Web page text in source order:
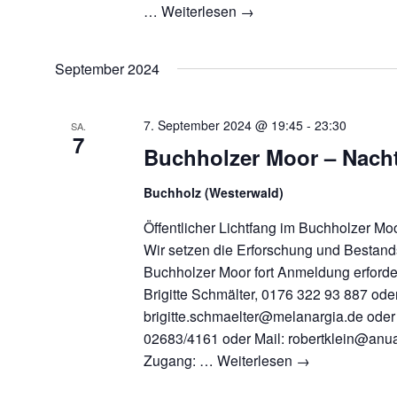
…Weiterlesen →
September 2024
SA.
7 Buchholzer Moor –
7. September 2024 @ 19:45 -23:30
Buchholz (Westerwald)
Öffentlicher Lichtfang im Buchholzer
Wir setzen die Erforschung und
Buchholzer Moor fort Anmeldung
Brigitte Schmälter, 0176 322 93 887
brigitte.schmaelter@melanargia.de
02683/4161 oder Mail:
Zugang: …Weiterlesen →